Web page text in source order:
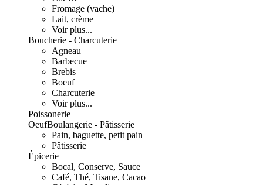
Fromage (vache)
Lait, crème
Voir plus...
Boucherie - Charcuterie
Agneau
Barbecue
Brebis
Boeuf
Charcuterie
Voir plus...
Poissonerie
OeufBoulangerie - Pâtisserie
Pain, baguette, petit pain
Pâtisserie
Épicerie
Bocal, Conserve, Sauce
Café, Thé, Tisane, Cacao